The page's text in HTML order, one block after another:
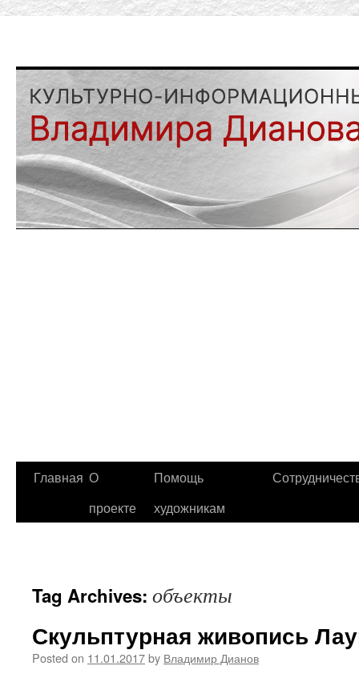
Главная О
проекте
Помощь
художникам
Tag Archives: объекты
Скульптурная живопись
Posted on 11.01.2017by Владимир Дианов